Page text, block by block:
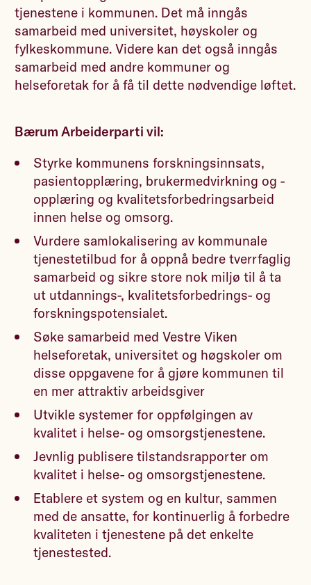
tjenestene i kommunen. Det må inngås
samarbeid med universitet, høyskoler og
fylkeskommune. Videre kan det også inngås
samarbeid med andre kommuner og
helseforetak for å få til dette nødvendige løftet.
Bærum Arbeiderparti vil:
Styrke kommunens forskningsinnsats,
pasientopplæring, brukermedvirkning og -
opplæring og kvalitetsforbedringsarbeid
innen helse og omsorg.
Vurdere samlokalisering av kommunale
tjenestetilbud for å oppnå bedre tverrfaglig
samarbeid og sikre store nok miljø til å ta
ut utdannings-, kvalitetsforbedrings- og
forskningspotensialet.
Søke samarbeid med Vestre Viken
helseforetak, universitet og høgskoler om
disse oppgavene for å gjøre kommunen til
en mer attraktiv arbeidsgiver
Utvikle systemer for oppfølgingen av
kvalitet i helse- og omsorgstjenestene.
Jevnlig publisere tilstandsrapporter om
kvalitet i helse- og omsorgstjenestene.
Etablere et system og en kultur, sammen
med de ansatte, for kontinuerlig å forbedre
kvaliteten i tjenestene på det enkelte
tjenestested.